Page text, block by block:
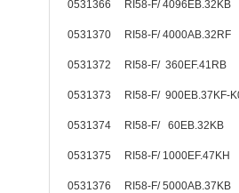
0531366 RI58-F/ 4096EB.32KB
0531370 RI58-F/ 4000AB.32RF
0531372 RI58-F/ 360EF.41RB
0531373 RI58-F/
0531374 RI58-F/ 60EB.32KB
0531375 RI58-F/ 1000EF.47KH
0531376 RI58-F/ 5000AB.37KB